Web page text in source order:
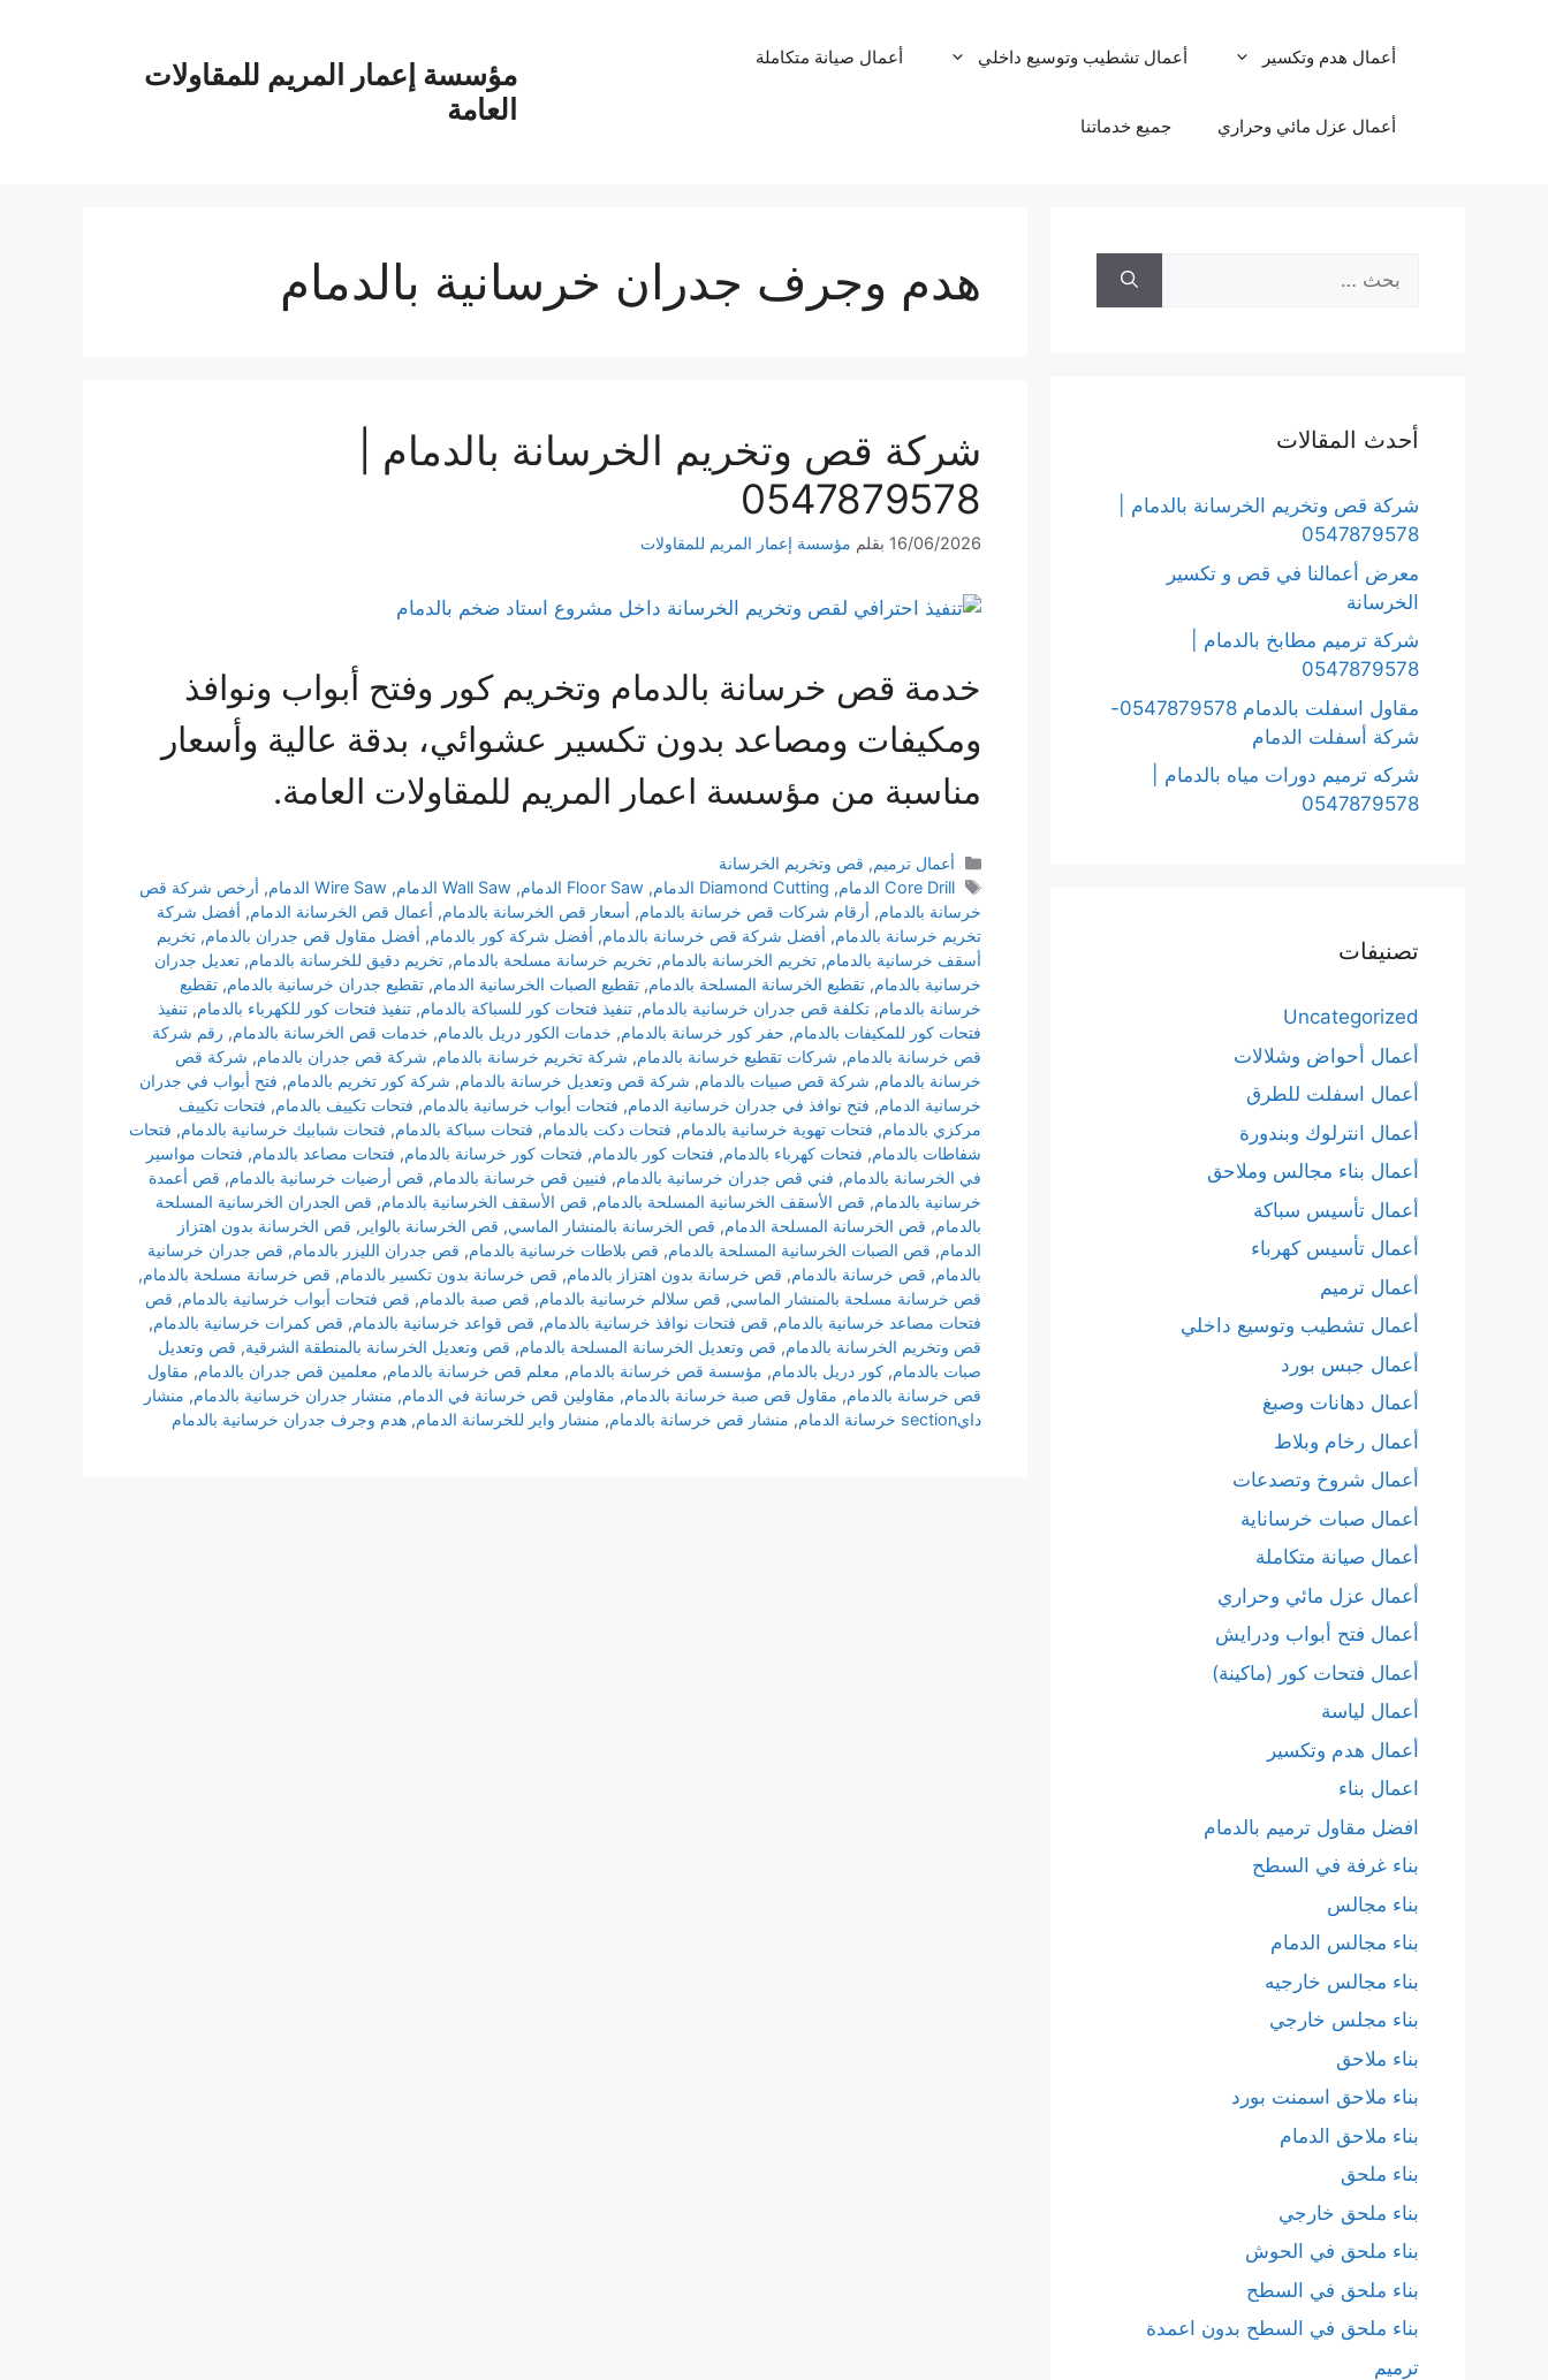
مؤسسة إعمار المريم للمقاولات
العامة
أعمال هدم وتكسير أعمال تشطيب وتوسيع داخلي أعمال صيانة متكاملة
أعمال عزل مائي وحراري جميع خدماتنا
هدم وجرف جدران خرسانية بالدمام
شركة قص وتخريم الخرسانة بالدمام |
0547879578
16/06/2026 بقلم مؤسسة إعمار المريم للمقاولات
خدمة قص خرسانة بالدمام وتخريم كور وفتح أبواب ونوافذ
ومكيفات ومصاعد بدون تكسير عشوائي، بدقة عالية وأسعار
مناسبة من مؤسسة اعمار المريم للمقاولات العامة.
أعمال ترميم, قص وتخريم الخرسانة
Core Drill الدمام
, Diamond Cutting الدمام , Floor Saw الدمام , Wall Saw الدمام , Wire Saw الدمام , أرخص شركة قص
خرسانة بالدمام, أرقام شركات قص خرسانة بالدمام, أسعار قص الخرسانة بالدمام, أعمال قص الخرسانة الدمام, أفضل شركة
تخريم خرسانة بالدمام, أفضل شركة قص خرسانة بالدمام, أفضل شركة كور بالدمام, أفضل مقاول قص جدران بالدمام, تخريم
أسقف خرسانية بالدمام, تخريم الخرسانة بالدمام, تخريم خرسانة مسلحة بالدمام, تخريم دقيق للخرسانة بالدمام, تعديل جدران
خرسانية بالدمام, تقطيع الخرسانة المسلحة بالدمام, تقطيع الصبات الخرسانية الدمام, تقطيع جدران خرسانية بالدمام, تقطيع
خرسانة بالدمام, تكلفة قص جدران خرسانية بالدمام, تنفيذ فتحات كور للسباكة بالدمام, تنفيذ فتحات كور للكهرباء بالدمام, تنفيذ
فتحات كور للمكيفات بالدمام, حفر كور خرسانة بالدمام, خدمات الكور دريل بالدمام, خدمات قص الخرسانة بالدمام, رقم شركة
قص خرسانة بالدمام, شركات تقطيع خرسانة بالدمام, شركة تخريم خرسانة بالدمام, شركة قص جدران بالدمام, شركة قص
خرسانة بالدمام, شركة قص صبيات بالدمام, شركة قص وتعديل خرسانة بالدمام, شركة كور تخريم بالدمام, فتح أبواب في جدران
خرسانية الدمام, فتح نوافذ في جدران خرسانية الدمام, فتحات أبواب خرسانية بالدمام, فتحات تكييف بالدمام, فتحات تكييف
مركزي بالدمام, فتحات تهوية خرسانية بالدمام, فتحات دكت بالدمام, فتحات سباكة بالدمام, فتحات شبابيك خرسانية بالدمام, فتحات
شفاطات بالدمام, فتحات كهرباء بالدمام, فتحات كور بالدمام, فتحات كور خرسانة بالدمام, فتحات مصاعد بالدمام, فتحات مواسير
في الخرسانة بالدمام, فني قص جدران خرسانية بالدمام, فنيين قص خرسانة بالدمام, قص أرضيات خرسانية بالدمام, قص أعمدة
خرسانية بالدمام, قص الأسقف الخرسانية المسلحة بالدمام, قص الأسقف الخرسانية بالدمام, قص الجدران الخرسانية المسلحة
بالدمام, قص الخرسانة المسلحة الدمام, قص الخرسانة بالمنشار الماسي, قص الخرسانة بالواير , قص الخرسانة بدون اهتزاز
الدمام, قص الصبات الخرسانية المسلحة بالدمام, قص بلاطات خرسانية بالدمام, قص جدران الليزر بالدمام, قص جدران خرسانية
بالدمام, قص خرسانة بالدمام, قص خرسانة بدون اهتزاز بالدمام, قص خرسانة بدون تكسير بالدمام, قص خرسانة مسلحة بالدمام,
قص خرسانة مسلحة بالمنشار الماسي, قص سلالم خرسانية بالدمام, قص صبة بالدمام, قص فتحات أبواب خرسانية بالدمام, قص
فتحات مصاعد خرسانية بالدمام, قص فتحات نوافذ خرسانية بالدمام, قص قواعد خرسانية بالدمام, قص كمرات خرسانية بالدمام,
قص وتخريم الخرسانة بالدمام, قص وتعديل الخرسانة المسلحة بالدمام, قص وتعديل الخرسانة بالمنطقة الشرقية, قص وتعديل
صبات بالدمام, كور دريل بالدمام, مؤسسة قص خرسانة بالدمام, معلم قص خرسانة بالدمام, معلمين قص جدران بالدمام, مقاول
قص خرسانة بالدمام, مقاول قص صبة خرسانة بالدمام, مقاولين قص خرسانة في الدمام, منشار جدران خرسانية بالدمام, منشار
دايsection خرسانة الدمام
, منشار قص خرسانة بالدمام, منشار واير للخرسانة الدمام, هدم وجرف جدران خرسانية بالدمام
أحدث المقالات
شركة قص وتخريم الخرسانة بالدمام |
0547879578
معرض أعمالنا في قص و تكسير
الخرسانة
شركة ترميم مطابخ بالدمام |
0547879578
مقاول اسفلت بالدمام 0547879578-
شركة أسفلت الدمام
شركه ترميم دورات مياه بالدمام |
0547879578
تصنيفات
Uncategorized
أعمال أحواض وشلالات
أعمال اسفلت للطرق
أعمال انترلوك وبندورة
أعمال بناء مجالس وملاحق
أعمال تأسيس سباكة
أعمال تأسيس كهرباء
أعمال ترميم
أعمال تشطيب وتوسيع داخلي
أعمال جبس بورد
أعمال دهانات وصبغ
أعمال رخام وبلاط
أعمال شروخ وتصدعات
أعمال صبات خرساناية
أعمال صيانة متكاملة
أعمال عزل مائي وحراري
أعمال فتح أبواب ودرايش
أعمال فتحات كور (ماكينة)
أعمال لياسة
أعمال هدم وتكسير
اعمال بناء
افضل مقاول ترميم بالدمام
بناء غرفة في السطح
بناء مجالس
بناء مجالس الدمام
بناء مجالس خارجيه
بناء مجلس خارجي
بناء ملاحق
بناء ملاحق اسمنت بورد
بناء ملاحق الدمام
بناء ملحق
بناء ملحق خارجي
بناء ملحق في الحوش
بناء ملحق في السطح
بناء ملحق في السطح بدون اعمدة
ترميم